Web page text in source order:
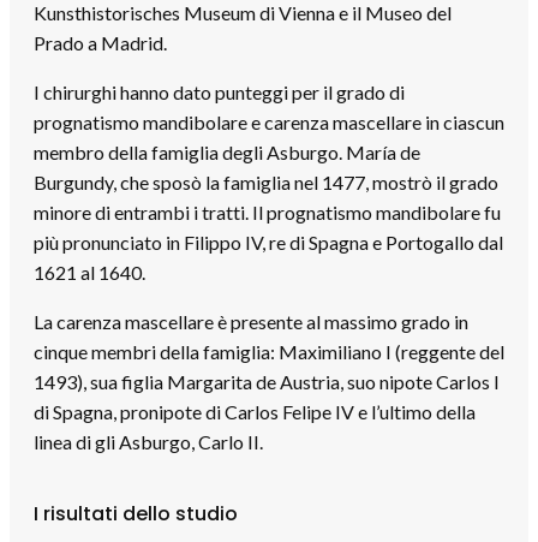
Kunsthistorisches Museum di Vienna e il Museo del
Prado a Madrid.
I chirurghi hanno dato punteggi per il grado di
prognatismo mandibolare e carenza mascellare in ciascun
membro della famiglia degli Asburgo. María de
Burgundy, che sposò la famiglia nel 1477, mostrò il grado
minore di entrambi i tratti. Il prognatismo mandibolare fu
più pronunciato in Filippo IV, re di Spagna e Portogallo dal
1621 al 1640.
La carenza mascellare è presente al massimo grado in
cinque membri della famiglia: Maximiliano I (reggente del
1493), sua figlia Margarita de Austria, suo nipote Carlos I
di Spagna, pronipote di Carlos Felipe IV e l’ultimo della
linea di gli Asburgo, Carlo II.
I risultati dello studio